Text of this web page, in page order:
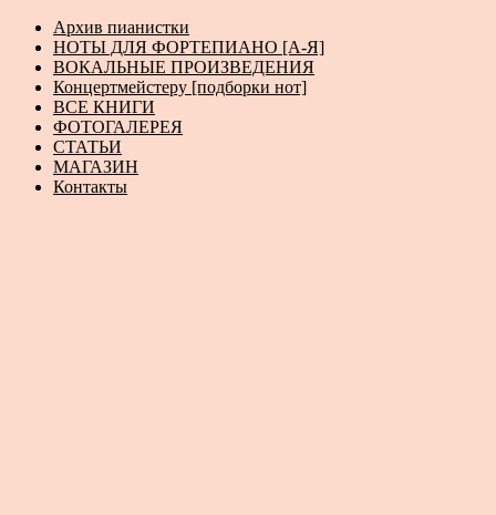
Архив пианистки
НОТЫ ДЛЯ ФОРТЕПИАНО [А-Я]
ВОКАЛЬНЫЕ ПРОИЗВЕДЕНИЯ
Концертмейстеру [подборки нот]
ВСЕ КНИГИ
ФОТОГАЛЕРЕЯ
СТАТЬИ
МАГАЗИН
Контакты